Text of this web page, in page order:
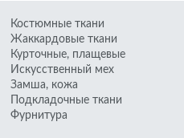
Костюмные ткани
Жаккардовые ткани
Курточные, плащевые
Искусственный мех
Замша, кожа
Подкладочные ткани
Фурнитура